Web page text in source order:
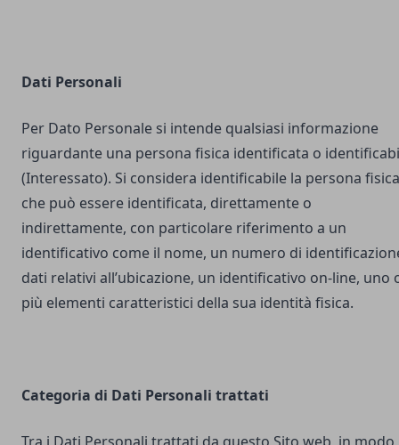
Dati Personali
Per Dato Personale si intende qualsiasi informazione
riguardante una persona fisica identificata o
(Interessato). Si considera identificabile la persona fisica
che può essere identificata, direttamente o
indirettamente, con particolare riferimento a un
identificativo come il nome, un numero di
dati relativi all’ubicazione, un identificativo on-line, uno
più elementi caratteristici della sua identità fisica.
Categoria di Dati Personali trattati